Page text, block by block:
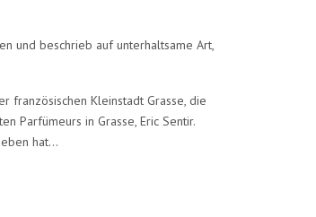
und beschrieb auf unterhaltsame Art,
französischen Kleinstadt Grasse, die
Parfümeurs in Grasse, Eric Sentir.
hat…